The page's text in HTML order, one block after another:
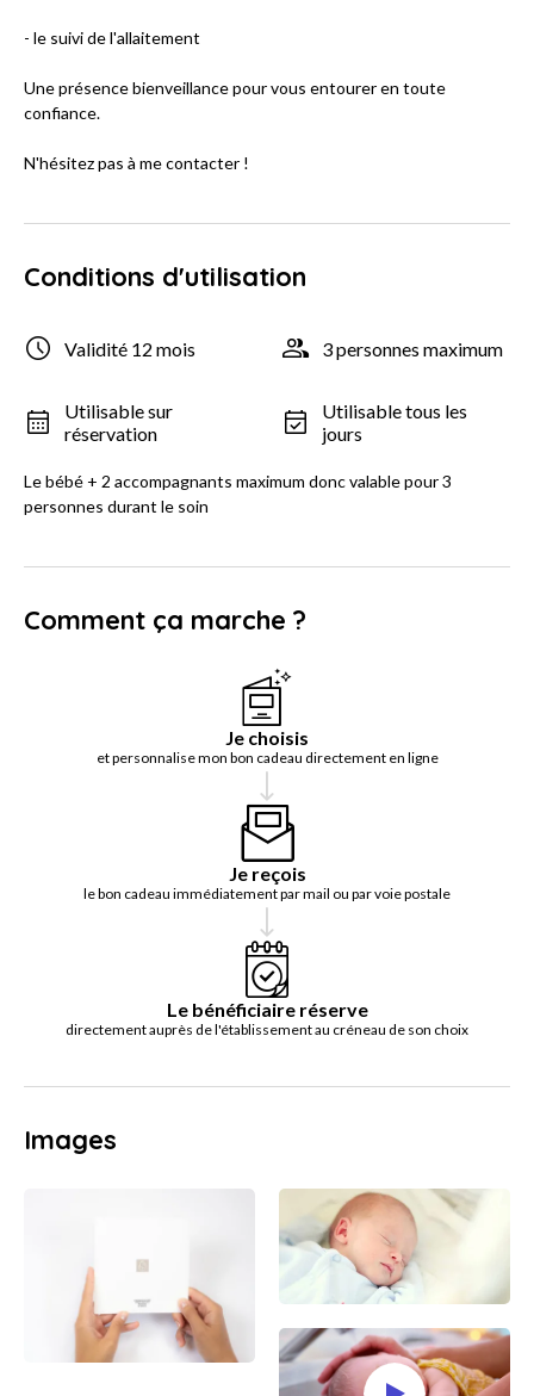
- le suivi de l'allaitement
Une présence bienveillance pour vous entourer en toute
confiance.
N'hésitez pas à me contacter !
Conditions d'utilisation
Validité 12 mois 3 personnes maximum
Utilisable sur
réservation
Utilisable tous les
jours
Le bébé + 2 accompagnants maximum donc valable pour 3
personnes durant le soin
Comment ça marche ?
Je choisis
et personnalise mon bon cadeau directement en ligne
Je reçois
le bon cadeau immédiatement par mail ou par voie postale
Le bénéficiaire réserve
directement auprès de l'établissement au créneau de son choix
Images